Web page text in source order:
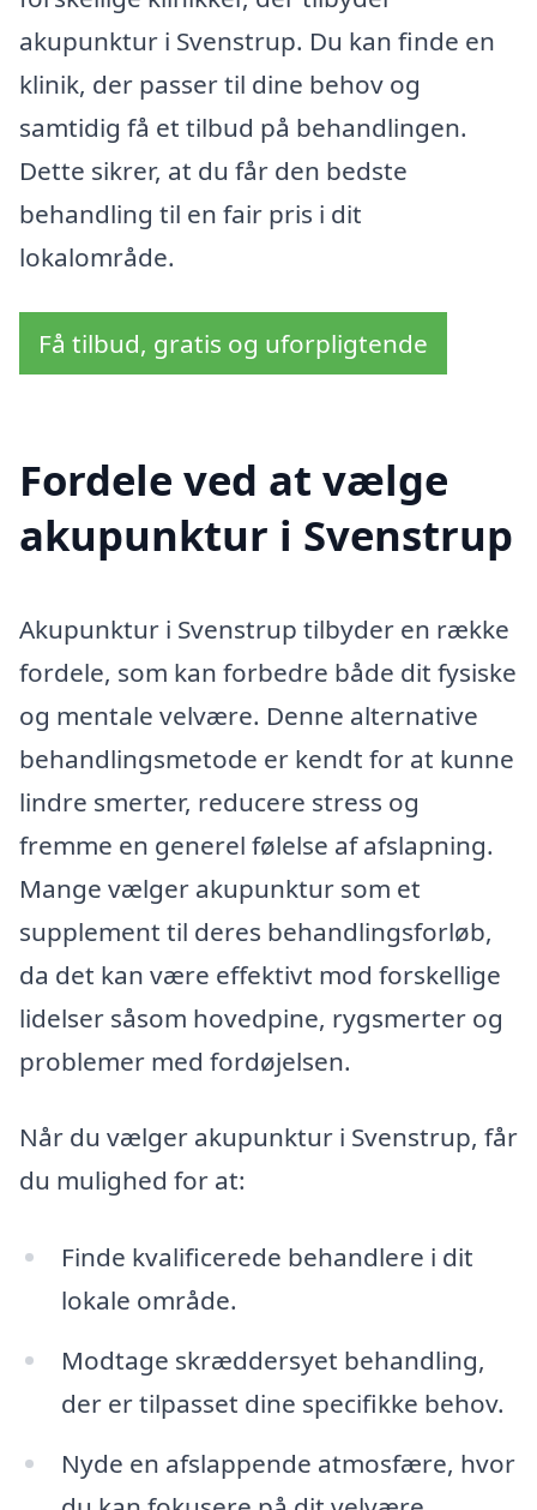
akupunktur i Svenstrup. Du kan finde en
klinik, der passer til dine behov og
samtidig få et tilbud på behandlingen.
Dette sikrer, at du får den bedste
behandling til en fair pris i dit
lokalområde.
Få tilbud, gratis og uforpligtende
Fordele ved at vælge
akupunktur i Svenstrup
Akupunktur i Svenstrup tilbyder en række
fordele, som kan forbedre både dit fysiske
og mentale velvære. Denne alternative
behandlingsmetode er kendt for at kunne
lindre smerter, reducere stress og
fremme en generel følelse af afslapning.
Mange vælger akupunktur som et
supplement til deres behandlingsforløb,
da det kan være effektivt mod forskellige
lidelser såsom hovedpine, rygsmerter og
problemer med fordøjelsen.
Når du vælger akupunktur i Svenstrup, får
du mulighed for at:
Finde kvalificerede behandlere i dit
lokale område.
Modtage skræddersyet behandling,
der er tilpasset dine specifikke behov.
Nyde en afslappende atmosfære, hvor